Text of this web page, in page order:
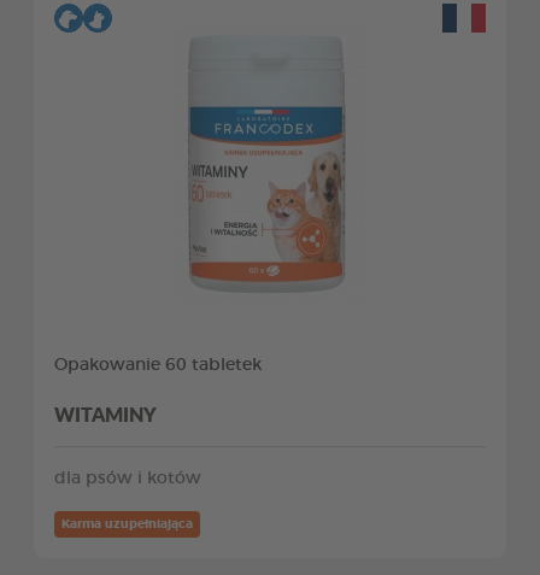
Opakowanie 60 tabletek
WITAMINY
dla psów i kotów
Karma uzupełniająca